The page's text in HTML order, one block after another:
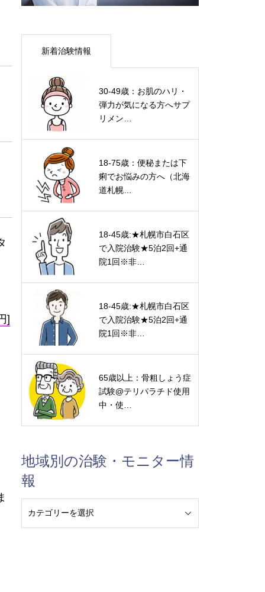
]
新着治験情報
30-49歳：お肌のハリ・
弾力が気になる方へサプ
リメン…
18-75歳：便秘または下
痢でお悩みの方へ（北海
道札幌…
18-45歳:★札幌市白石区
で入院治験★5泊2回+通
院1回※非…
18-45歳:★札幌市白石区
で入院治験★5泊2回+通
院1回※非…
65歳以上：骨粗しょう症
試験@テリパラチド使用
中・使…
地域別の治験・モニター情
報